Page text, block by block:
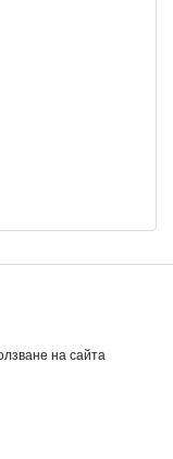
на сайта